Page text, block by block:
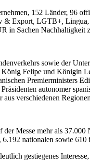
152 Länder, 96
Export, LGTB+,
in Sachen Nachhaltigkeit
sowie der
Felipe und Königin
Premierministers
autonomer
aus verschiedenen
Messe mehr als
nationalen sowie 610
gestiegenes